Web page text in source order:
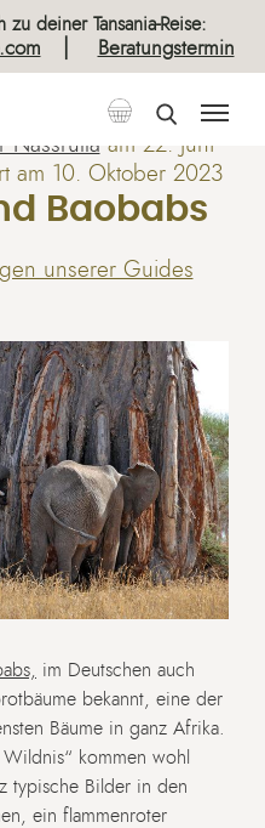
deiner Tansania-Reise:
Beratungstermin
Nassrulla am 22. Juni
am 10. Oktober 2023
Baobabs
unserer Guides
im Deutschen auch
bekannt, eine der
Bäume in ganz Afrika.
kommen wohl
typische Bilder in den
ein flammenroter